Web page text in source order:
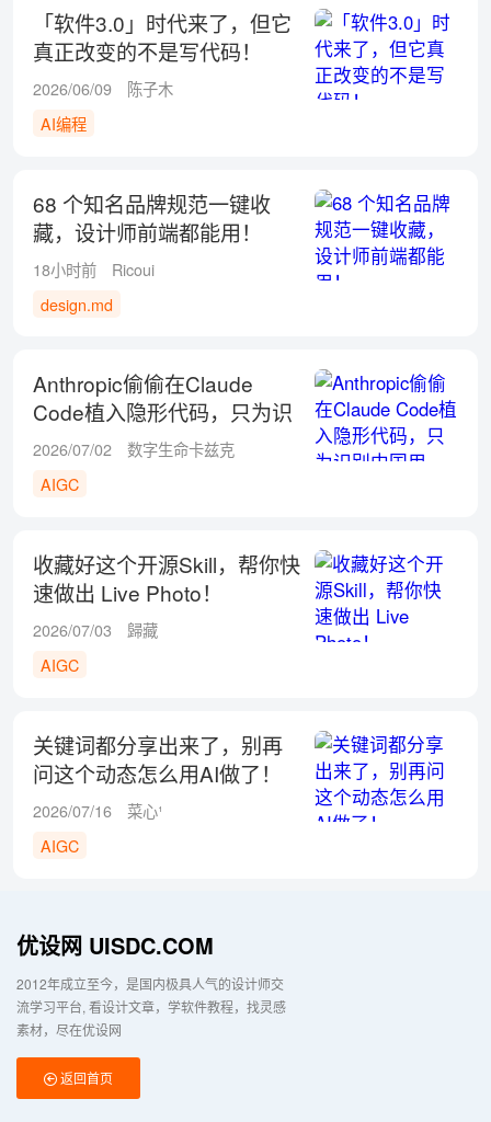
「软件3.0」时代来了，但它
真正改变的不是写代码！
2026/06/09
陈子木
AI编程
68 个知名品牌规范一键收
藏，设计师前端都能用！
18小时前
Ricoui
design.md
Anthropic偷偷在Claude
Code植入隐形代码，只为识
别中国用户！
2026/07/02
数字生命卡兹克
AIGC
收藏好这个开源Skill，帮你快
速做出 Live Photo！
2026/07/03
歸藏
AIGC
关键词都分享出来了，别再
问这个动态怎么用AI做了！
2026/07/16
菜心¹
AIGC
优设网 UISDC.COM
2012年成立至今，是国内极具人气的设计师交
流学习平台 看设计文章，学软件教程，找灵感
素材，尽在优设网
返回首页